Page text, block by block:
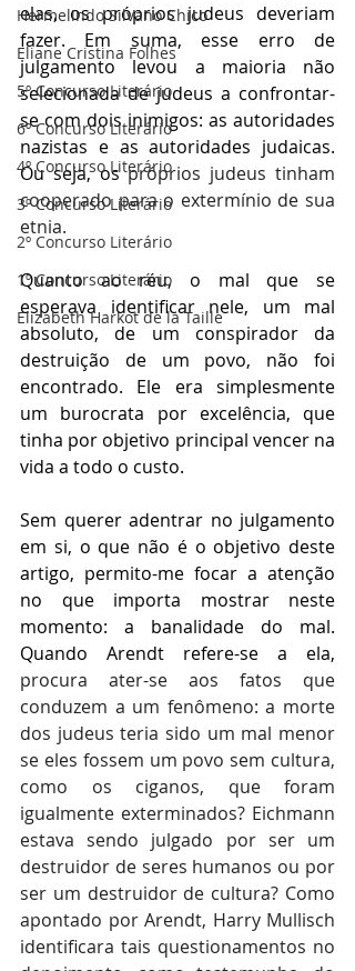
Hermelindo Silvano Chico
Eliane Cristina Folhes
5º Concurso Literário
6º Concurso Literário
4º Concurso Literário
3º Concurso Literário
2º Concurso Literário
1º Concurso Literário
Elizabeth Harkot de la Taille
elas, os próprios judeus deveriam
fazer. Em suma, esse erro de
julgamento levou a maioria não
selecionada de judeus a confrontar-
se com dois inimigos: as autoridades
nazistas e as autoridades judaicas.
Ou seja, os próprios judeus tinham
cooperado para o extermínio de sua
etnia.
Quanto ao réu, o mal que se
esperava identificar nele, um mal
absoluto, de um conspirador da
destruição de um povo, não foi
encontrado. Ele era simplesmente
um burocrata por excelência, que
tinha por objetivo principal vencer na
vida a todo o custo.
Sem querer adentrar no julgamento
em si, o que não é o objetivo deste
artigo, permito-me focar a atenção
no que importa mostrar neste
momento: a banalidade do mal.
procura ater-se aos fatos que
conduzem a um fenômeno: a morte
dos judeus teria sido um mal menor
se eles fossem um povo sem cultura,
como os ciganos, que foram
igualmente exterminados? Eichmann
estava sendo julgado por ser um
destruidor de seres humanos ou por
ser um destruidor de cultura? Como
apontado por Arendt, Harry Mullisch
identificara tais questionamentos no